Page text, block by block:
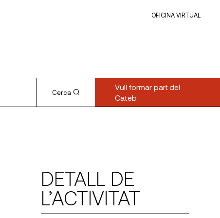
OFICINA VIRTUAL
Cerca
Vull formar part del
Cateb
DETALL DE
L’ACTIVITAT